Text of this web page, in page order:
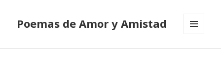
Poemas de Amor y Amistad